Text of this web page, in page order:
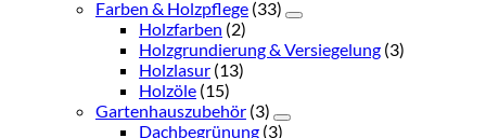
Farben & Holzpflege (33)
Holzfarben (2)
Holzgrundierung & Versiegelung (3)
Holzlasur (13)
Holzöle (15)
Gartenhauszubehör (3)
Dachbegrünung (3)